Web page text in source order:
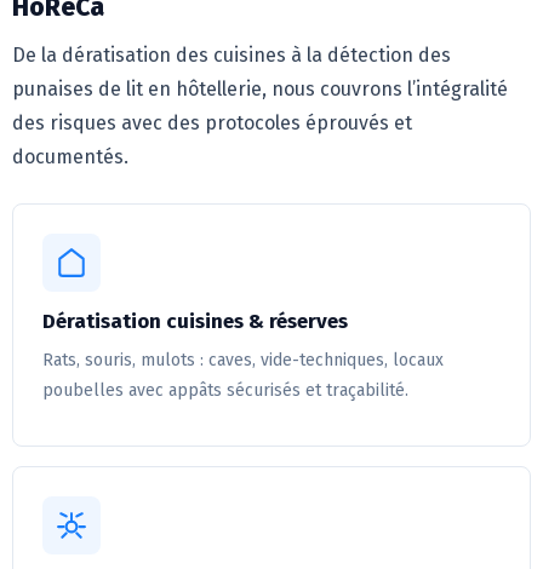
HoReCa
De la dératisation des cuisines à la détection des
punaises de lit en hôtellerie, nous couvrons l’intégralité
des risques avec des protocoles éprouvés et
documentés.
Dératisation cuisines & réserves
Rats, souris, mulots : caves, vide-techniques, locaux
poubelles avec appâts sécurisés et traçabilité.